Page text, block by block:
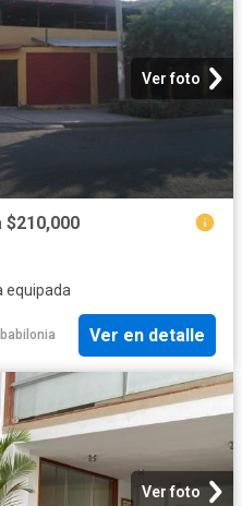
Ver foto
equipada
babilonia Ver en detalle
Ver foto